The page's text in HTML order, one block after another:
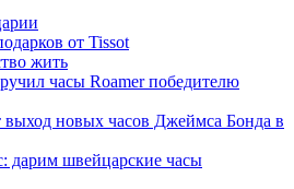
от Tissot
жить
часы Roamer победителю
выход новых часов Джеймса Бонда в
дарим швейцарские часы